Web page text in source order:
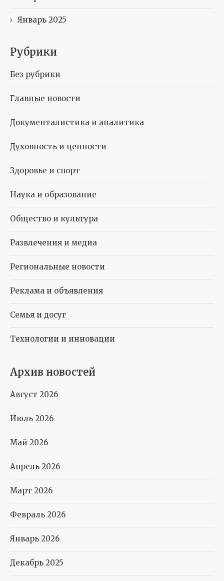
Январь 2025
Рубрики
Без рубрики
Главные новости
Документалистика и аналитика
Духовность и ценности
Здоровье и спорт
Наука и образование
Общество и культура
Развлечения и медиа
Региональные новости
Реклама и объявления
Семья и досуг
Технологии и инновации
Архив новостей
Август 2026
Июль 2026
Май 2026
Апрель 2026
Март 2026
Февраль 2026
Январь 2026
Декабрь 2025